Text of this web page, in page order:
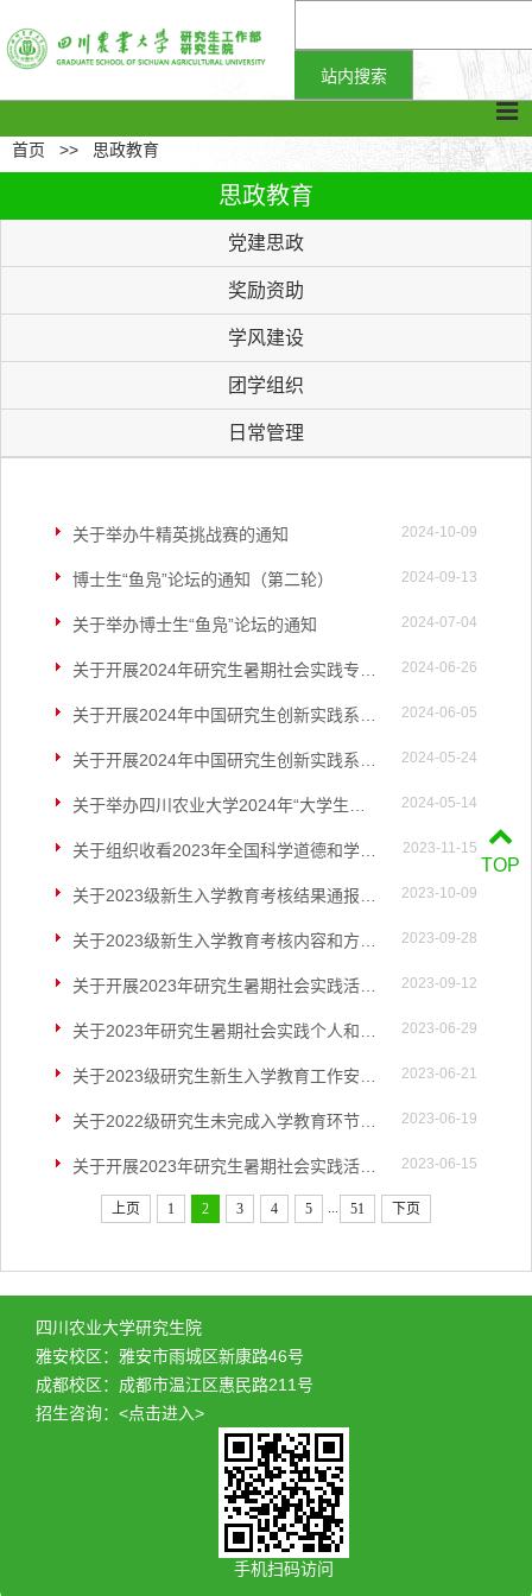
首页 >> 思政教育
思政教育
党建思政
奖励资助
学风建设
团学组织
日常管理
2024-10-09
关于举办牛精英挑战赛的通知
2024-09-13
博士生“鱼凫”论坛的通知（第二轮）
2024-07-04
关于举办博士生“鱼凫”论坛的通知
2024-06-26
关于开展2024年研究生暑期社会实践专项活动的通知
2024-06-05
关于开展2024年中国研究生创新实践系列竞赛——科技作品竞赛（校内选拔赛）的通知
2024-05-24
关于开展2024年中国研究生创新实践系列大赛校内赛的通知
2024-05-14
关于举办四川农业大学2024年“大学生讲思政课”（研究生组）决赛的通知
2023-11-15
关于组织收看2023年全国科学道德和学风建设宣讲教育报告会的通知
2023-10-09
关于2023级新生入学教育考核结果通报的通知
2023-09-28
关于2023级新生入学教育考核内容和方式的通知
2023-09-12
关于开展2023年研究生暑期社会实践活动总结交流表彰工作的通知
2023-06-29
关于2023年研究生暑期社会实践个人和团队立项的通知
2023-06-21
关于2023级研究生新生入学教育工作安排的通知
2023-06-19
关于2022级研究生未完成入学教育环节名单通报及补考办法的通知
2023-06-15
关于开展2023年研究生暑期社会实践活动的通知
上页 1 2 3 4 5 51 下页
四川农业大学研究生院
雅安校区：雅安市雨城区新康路46号
成都校区：成都市温江区惠民路211号
招生咨询： <点击进入>
手机扫码访问
TOP